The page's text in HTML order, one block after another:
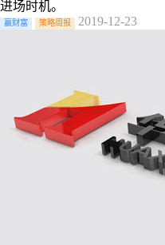
进场时机。
赢财富 策略周报 2019-12-23